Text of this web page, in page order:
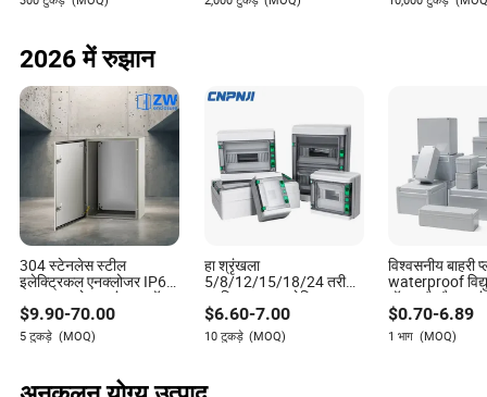
2026 में रुझान
304 स्टेनलेस स्टील
इलेक्ट्रिकल एनक्लोजर IP66
वाटरप्रूफ मेटल जंक्शन बॉक्स
$9.90-70.00
5 टुकड़े (MOQ)
हा श्रृंखला
5/8/12/15/18/24 तरीके
प्लास्टिक पावर इलेक्ट्रिकल
एमसीबी सर्किट ब्रेकर वितरण
बॉक्स प्लास्टिक वाटरप्रूफ
फैक्ट्री मूल्य जंक्शन बॉक्स
$6.60-7.00
10 टुकड़े (MOQ)
विश्वसनीय बाहरी
waterproof
बॉक्स सौर पैनल
$0.70-6.89
1 भाग (MOQ)